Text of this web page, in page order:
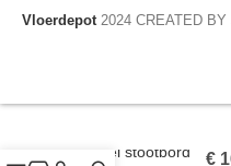
Vloerdepot 2024 CREATED BY
Dubbel stootbord
€